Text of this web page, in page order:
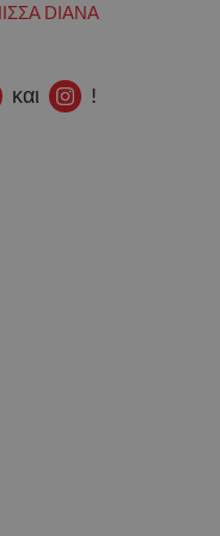
DIANA
και !